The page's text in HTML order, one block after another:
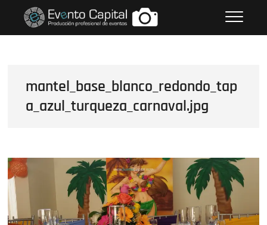
contenido
FOTOS GRUPO EMPRESARIAL
mantel_base_blanco_redondo_tap
a_azul_turqueza_carnaval.jpg